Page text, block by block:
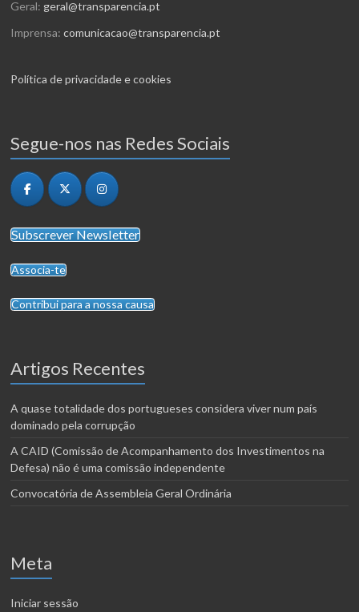
Geral: geral@transparencia.pt
Imprensa:comunicacao@transparencia.pt
Política de privacidade e cookies
Segue-nos nas Redes Sociais
Subscrever Newsletter
Associa-te
Contribui para a nossa causa
Artigos Recentes
A quase totalidade dos portugueses considera viver num país
dominado pela corrupção
A CAID (Comissão de Acompanhamento dos Investimentos na
Defesa) não é uma comissão independente
Convocatória de Assembleia Geral Ordinária
Meta
Iniciar sessão